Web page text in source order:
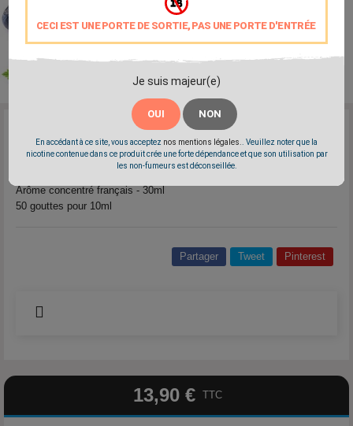
CECI EST UNE PORTE DE SORTIE, PAS UNE PORTE D'ENTRÉE
Je suis majeur(e)
OUI NON
En accédant à ce site, vous acceptez nos mentions légales.
. Veuillez noter que la
nicotine contenue dans ce produit crée une forte dépendance et que son utilisation par
les non-fumeurs est déconseillée.
Marque: Arômes et Liquides - A&L
Arôme concentré français - 30ml
50 gouttes pour 10ml
Partager Tweet Pinterest
13,90 € TTC